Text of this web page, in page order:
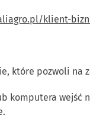
klient-
które pozwoli
komputera wejść